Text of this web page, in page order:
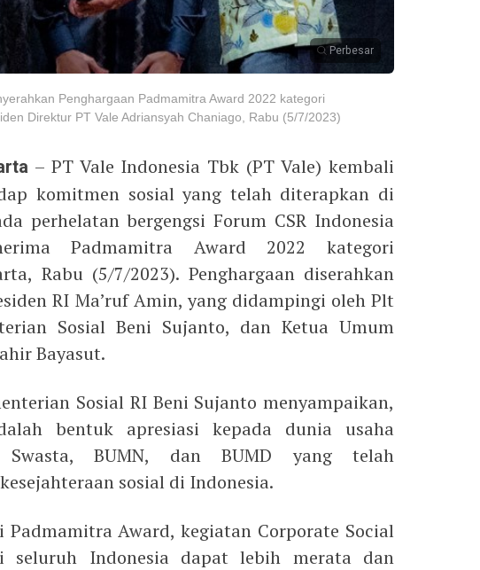
Perbesar
Penghargaan Padmamitra Award 2022 kategori
Direktur PT Vale Adriansyah Chaniago, Rabu (5/7/2023)
– PT Vale Indonesia Tbk (PT Vale) kembali
komitmen sosial yang telah diterapkan di
perhelatan bergengsi Forum CSR Indonesia
Padmamitra Award 2022 kategori
Rabu (5/7/2023). Penghargaan diserahkan
RI Ma’ruf Amin, yang didampingi oleh Plt
Sosial Beni Sujanto, dan Ketua Umum
Bayasut.
Sosial RI Beni Sujanto menyampaikan,
bentuk apresiasi kepada dunia usaha
Swasta, BUMN, dan BUMD yang telah
sosial di Indonesia.
Padmamitra Award, kegiatan Corporate Social
seluruh Indonesia dapat lebih merata dan